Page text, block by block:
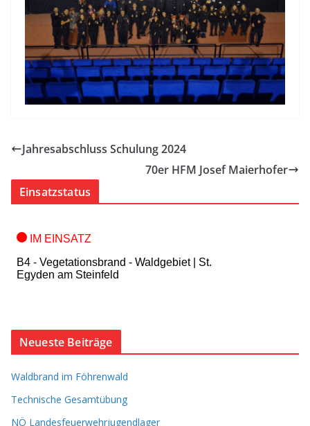
Jahresabschluss Schulung 2024
70er HFM Josef Maierhofer
Einsatzstatus
Neueste Beiträge
Waldbrand im Föhrenwald
Technische Gesamtübung
NÖ Landesfeuerwehrjugendlager